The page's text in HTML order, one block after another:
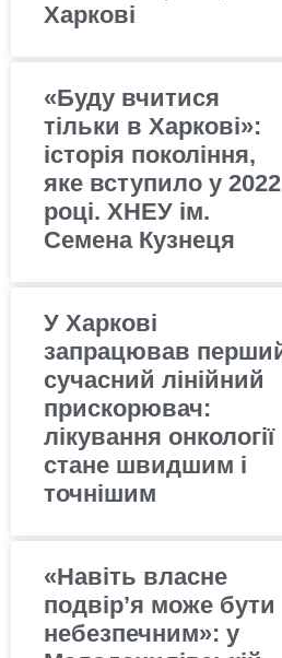
Харкові
«Буду вчитися
тільки в Харкові»:
історія покоління,
яке вступило у 2022
році. ХНЕУ ім.
Семена Кузнеця
У Харкові
запрацював
сучасний лінійний
прискорювач:
лікування онкології
стане швидшим і
точнішим
«Навіть власне
подвір’я може бути
небезпечним»: у